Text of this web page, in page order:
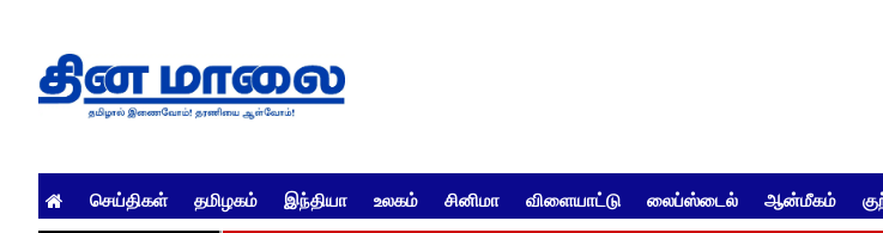
செய்திகள் தமிழகம் இந்தியா உலகம் சினிமா விளையாட்டு லைப்ஸ்டைல் ஆன்மீகம்